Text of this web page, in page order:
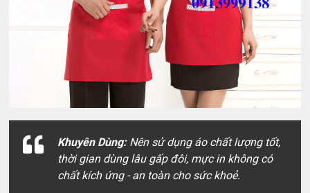
Khuyên Dùng: Nên sử dụng áo chất lượng tốt,
thời gian dùng lâu gấp đôi, mực in không có
chất kích ứng - an toàn cho sức khoẻ.